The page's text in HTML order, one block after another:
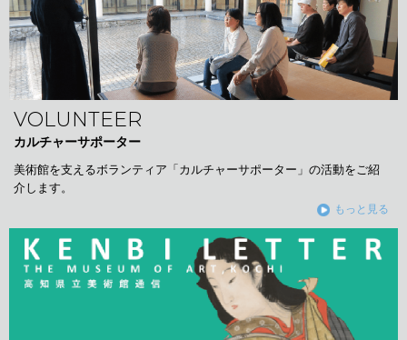
VOLUNTEER
カルチャーサポーター
美術館を支えるボランティア「カルチャーサポーター」の活動をご紹
介します。
もっと見る